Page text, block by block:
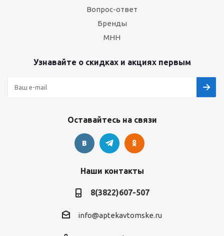
Вопрос-ответ
Бренды
МНН
Узнавайте о скидках и акциях первым
Оставайтесь на связи
Наши контакты
8(3822)607-507
info@aptekavtomske.ru